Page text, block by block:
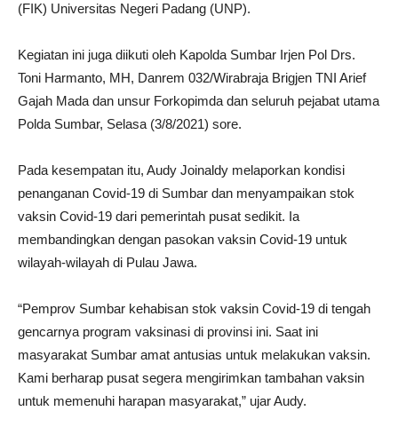
(FIK) Universitas Negeri Padang (UNP).
Kegiatan ini juga diikuti oleh Kapolda Sumbar Irjen Pol Drs.
Toni Harmanto, MH, Danrem 032/Wirabraja Brigjen TNI Arief
Gajah Mada dan unsur Forkopimda dan seluruh pejabat utama
Polda Sumbar, Selasa (3/8/2021) sore.
Pada kesempatan itu, Audy Joinaldy melaporkan kondisi
penanganan Covid-19 di Sumbar dan menyampaikan stok
vaksin Covid-19 dari pemerintah pusat sedikit. Ia
membandingkan dengan pasokan vaksin Covid-19 untuk
wilayah-wilayah di Pulau Jawa.
“Pemprov Sumbar kehabisan stok vaksin Covid-19 di tengah
gencarnya program vaksinasi di provinsi ini. Saat ini
masyarakat Sumbar amat antusias untuk melakukan vaksin.
Kami berharap pusat segera mengirimkan tambahan vaksin
untuk memenuhi harapan masyarakat,” ujar Audy.